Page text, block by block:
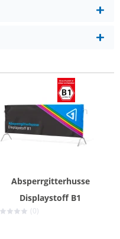
Absperrgitterhusse
Displaystoff B1
(0)